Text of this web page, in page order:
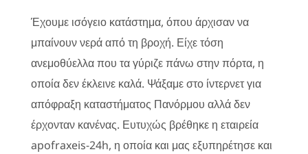
Έχουμε ισόγειο κατάστημα, όπου άρχισαν να
μπαίνουν νερά από τη βροχή. Είχε τόση
ανεμοθύελλα που τα γύριζε πάνω στην πόρτα, η
οποία δεν έκλεινε καλά. Ψάξαμε στο ίντερνετ για
απόφραξη καταστήματος Πανόρμου αλλά δεν
έρχονταν κανένας. Ευτυχώς βρέθηκε η εταιρεία
apofraxeis-24h, η οποία και μας εξυπηρέτησε και